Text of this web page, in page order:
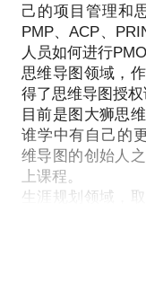
作为创始人博赞
权讲师资格。目
易云课堂和跟谁
成长训练营思维
希望我的经验可以
己的项目管理和
PMP、ACP、
人员如何进行
思维导图领域，
得了思维导图授权
目前是图大狮思
谁学中有自己的
维导图的创始人
上课程。
生涯规划领域，
自己的生涯转化